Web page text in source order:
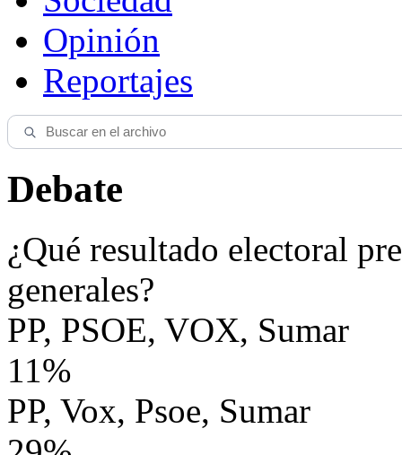
Opinión
Reportajes
Debate
¿Qué resultado electoral
generales?
PP, PSOE, VOX, Sumar
11%
PP, Vox, Psoe, Sumar